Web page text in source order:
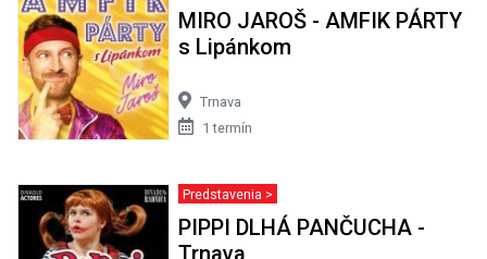
MIRO JAROŠ - AMFIK PÁRTY
s Lipánkom
Trnava
1 termín
Predstavenia >
PIPPI DLHÁ PANČUCHA -